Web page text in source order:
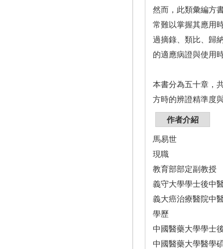
然而，此類彙編方
常難以掌握其應用
過摘錄、類比、歸
的適應病證與使用
本書分為五十章，
方時的辨證精準度
作者介紹
馬易世
現職
教育部部定副教授
義守大學學士後中
義大癌治療醫院中
學歷
中國醫藥大學學士
中國醫藥大學醫學